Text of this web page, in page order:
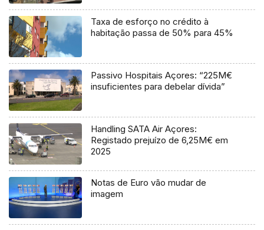
Taxa de esforço no crédito à
habitação passa de 50% para 45%
Passivo Hospitais Açores: “225M€
insuficientes para debelar dívida”
Handling SATA Air Açores:
Registado prejuízo de 6,25M€ em
2025
Notas de Euro vão mudar de
imagem